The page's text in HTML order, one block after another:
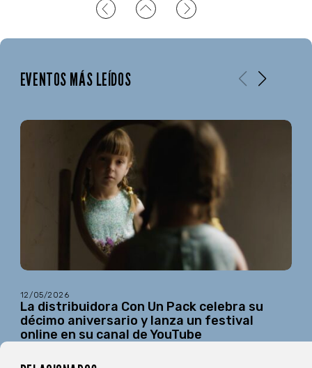
EVENTOS MÁS LEÍDOS
12/05/2026
La distribuidora Con Un Pack celebra su
décimo aniversario y lanza un festival
online en su canal de YouTube